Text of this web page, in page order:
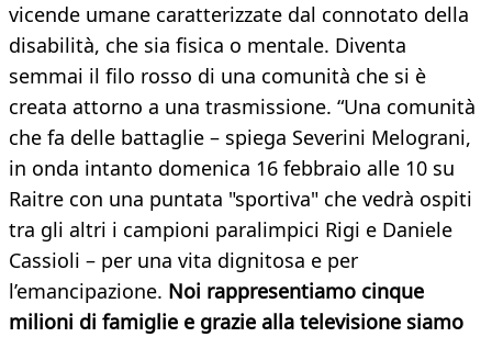
vicende umane caratterizzate dal connotato della
disabilità, che sia fisica o mentale. Diventa
semmai il filo rosso di una comunità che si è
creata attorno a una trasmissione. “Una comunità
che fa delle battaglie – spiega Severini Melograni,
in onda intanto domenica 16 febbraio alle 10 su
Raitre con una puntata "sportiva" che vedrà ospiti
tra gli altri i campioni paralimpici Rigi e Daniele
Cassioli – per una vita dignitosa e per
l’emancipazione. Noi rappresentiamo cinque
milioni di famiglie e grazie alla televisione siamo